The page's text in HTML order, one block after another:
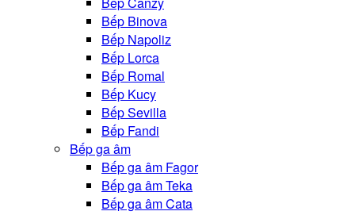
Bếp Binova
Bếp Napoliz
Bếp Lorca
Bếp Romal
Bếp Kucy
Bếp Sevilla
Bếp Fandi
Bếp ga âm
Bếp ga âm Fagor
Bếp ga âm Teka
Bếp ga âm Cata